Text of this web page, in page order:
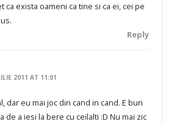
ca exista oameni ca tine si ca ei, cei pe
Reply
2011 AT 11:01
dar eu mai joc din cand in cand. E bun
de a iesi la bere cu ceilalti :D Nu mai zic